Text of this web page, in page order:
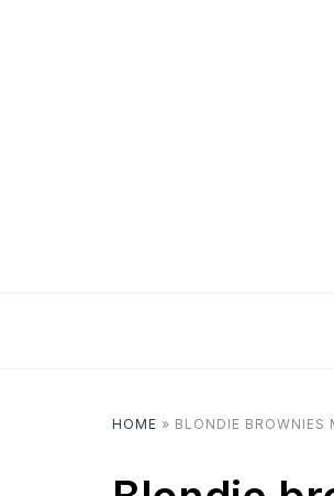
HOME » BLONDIE BROWNIES